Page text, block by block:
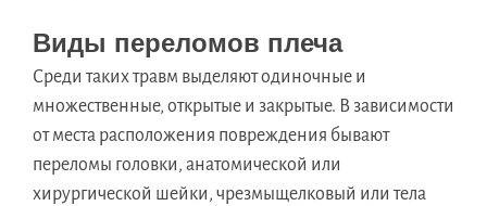
Виды переломов плеча
Среди таких травм выделяют одиночные и
множественные, открытые и закрытые. В зависимости
от места расположения повреждения бывают
переломы головки, анатомической или
хирургической шейки, чрезмыщелковый или тела